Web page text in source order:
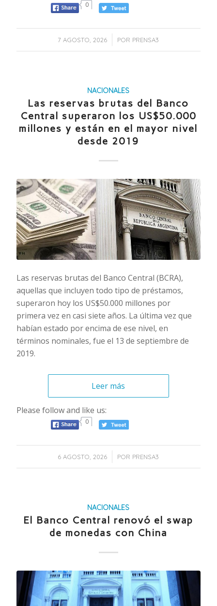
0
7 AGOSTO, 2026
/ POR PRENSA3
NACIONALES
Las reservas brutas del Banco
Central superaron los US$50.000
millones y están en el mayor nivel
desde 2019
Las reservas brutas del Banco Central (BCRA),
aquellas que incluyen todo tipo de préstamos,
superaron hoy los US$50.000 millones por
primera vez en casi siete años. La última vez que
habían estado por encima de ese nivel, en
términos nominales, fue el 13 de septiembre de
2019.
Leer más
Please follow and like us:
0
6 AGOSTO, 2026
/ POR PRENSA3
NACIONALES
El Banco Central renovó el swap
de monedas con China